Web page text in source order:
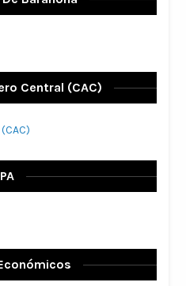
Central (CAC)